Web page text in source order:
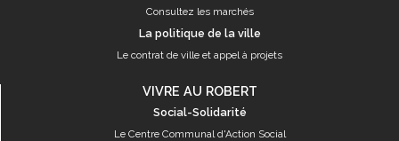
Consultez les marchés
La politique de la ville
Le contrat de ville et appel à projets
VIVRE AU ROBERT
Social-Solidarité
Le Centre Communal d'Action Social